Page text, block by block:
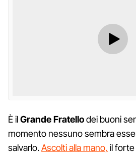
È ilGrande Fratellodei buoni
momento nessuno sembra
salvarlo.Ascolti alla mano, il forte